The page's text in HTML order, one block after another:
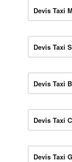
Devis Taxi
Devis Taxi
Devis Taxi
Devis Taxi
Devis Taxi